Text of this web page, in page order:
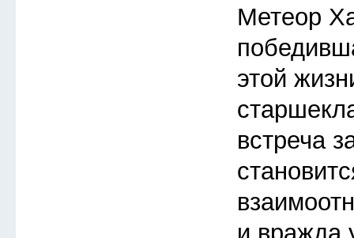
Метеор
этой
встреча